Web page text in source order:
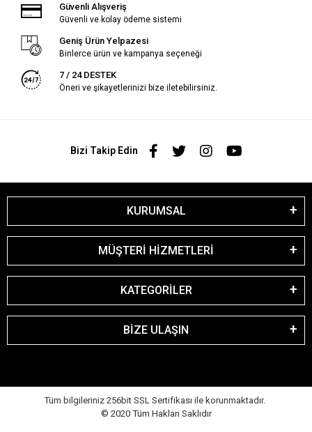
Güvenli Alışveriş
Güvenli ve kolay ödeme sistemi
Geniş Ürün Yelpazesi
Binlerce ürün ve kampanya seçeneği
7 / 24 DESTEK
Öneri ve şikayetlerinizi bize iletebilirsiniz.
Bizi Takip Edin
KURUMSAL
MÜŞTERİ HİZMETLERİ
KATEGORİLER
BİZE ULAŞIN
Tüm bilgileriniz 256bit SSL Sertifikası ile korunmaktadır.
© 2020 Tüm Hakları Saklıdır